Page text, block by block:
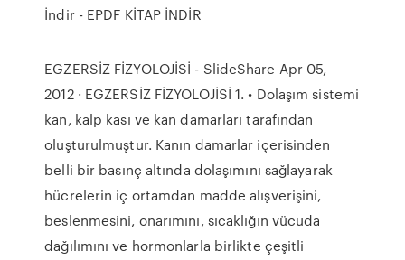
İndir - EPDF KİTAP İNDİR
EGZERSİZ FİZYOLOJİSİ - SlideShare Apr 05,
2012 · EGZERSİZ FİZYOLOJİSİ 1. • Dolaşım sistemi
kan, kalp kası ve kan damarları tarafından
oluşturulmuştur. Kanın damarlar içerisinden
belli bir basınç altında dolaşımını sağlayarak
hücrelerin iç ortamdan madde alışverişini,
beslenmesini, onarımını, sıcaklığın vücuda
dağılımını ve hormonlarla birlikte çeşitli